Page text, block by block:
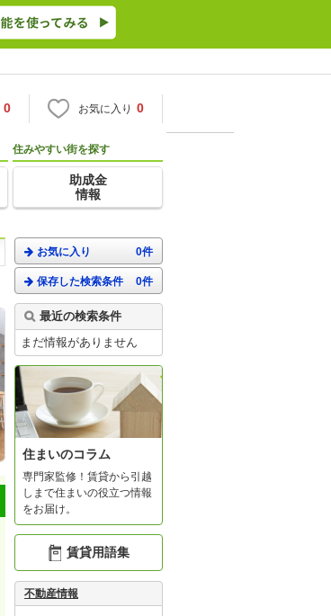
0 お気に入り 0
住みやすい街を探す
助成金
情報
お気に入り 0件
保存した検索条件 0件
最近の検索条件
まだ情報がありません
住まいのコラム
専門家監修！賃貸から引越
しまで住まいの役立つ情報
をお届け。
賃貸用語集
不動産情報